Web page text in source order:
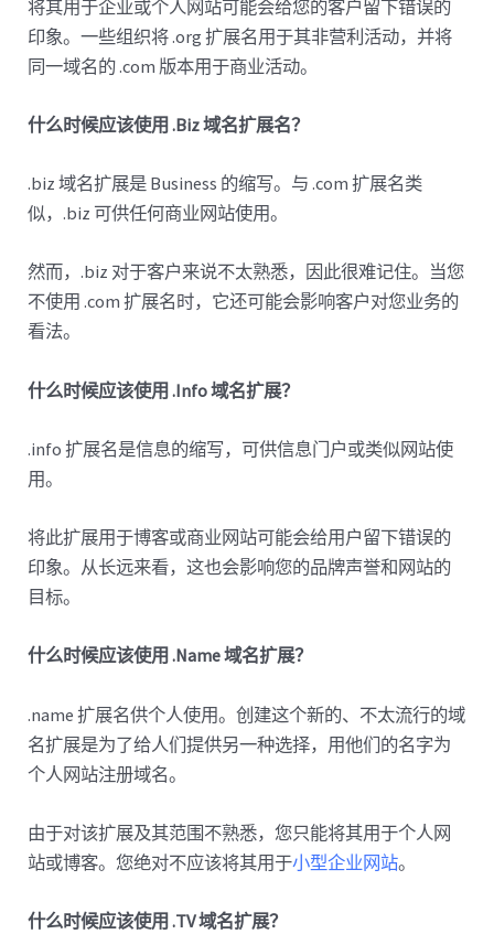
将其用于企业或个人网站可能会给您的客户留下错误的
印象。一些组织将 .org 扩展名用于其非营利活动，并将
同一域名的 .com 版本用于商业活动。
什么时候应该使用 .Biz 域名扩展名？
.biz 域名扩展是 Business 的缩写。与 .com 扩展名类
似，.biz 可供任何商业网站使用。
然而，.biz 对于客户来说不太熟悉，因此很难记住。当您
不使用 .com 扩展名时，它还可能会影响客户对您业务的
看法。
什么时候应该使用 .Info 域名扩展？
.info 扩展名是信息的缩写，可供信息门户或类似网站使
用。
将此扩展用于博客或商业网站可能会给用户留下错误的
印象。从长远来看，这也会影响您的品牌声誉和网站的
目标。
什么时候应该使用 .Name 域名扩展？
.name 扩展名供个人使用。创建这个新的、不太流行的域
名扩展是为了给人们提供另一种选择，用他们的名字为
个人网站注册域名。
由于对该扩展及其范围不熟悉，您只能将其用于个人网
站或博客。您绝对不应该将其用于小型企业网站。
什么时候应该使用 .TV 域名扩展？